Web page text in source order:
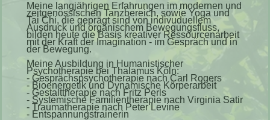
Meine langjährigen Erfahrungen im modernen und
zeitgenössischen Tanzbereich, sowie Yoga und
Tai Chi, die geprägt sind von indivuduellem
Ausdruck und organischem Bewegungsfluss,
bilden heute die Basis kreativer Ressourcenarbeit
mit der Kraft der Imagination - im Gespräch und in
der Bewegung.
Meine Ausbildung in Humanistischer
Psychotherapie bei Thalamus Köln:
- Gesprächspsychotherapie nach Carl Rogers
- Bioenergetik und Dynamische Körperarbeit
- Gestalttherapie nach Fritz Perls
- Systemische Familientherapie nach Virginia Satir
- Traumatherapie nach Peter Levine
- Entspannungstrainerin